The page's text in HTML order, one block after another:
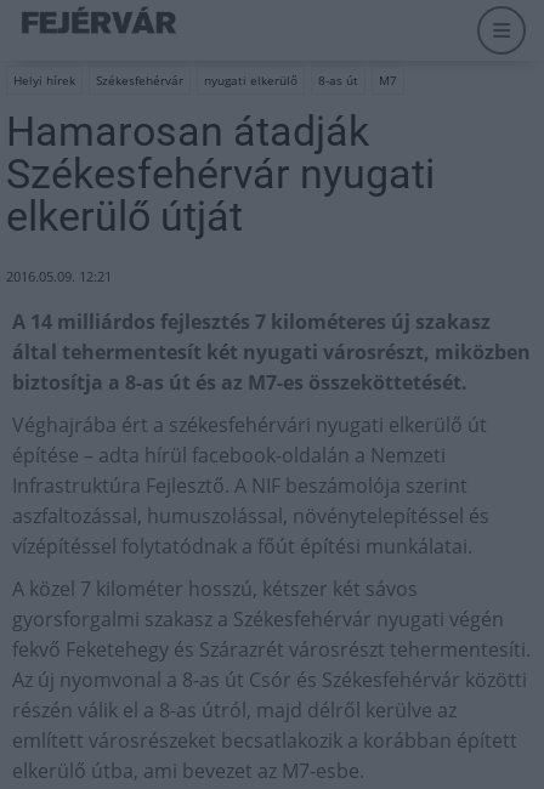
Helyi hírek Székesfehérvár nyugati elkerülő 8-as út M7
Hamarosan átadják
Székesfehérvár nyugati
elkerülő útját
2016.05.09. 12:21
A 14 milliárdos fejlesztés 7 kilométeres új szakasz
által tehermentesít két nyugati városrészt, miközben
biztosítja a 8-as út és az M7-es összeköttetését.
Véghajrába ért a székesfehérvári nyugati elkerülő út
építése – adta hírül facebook-oldalán a Nemzeti
Infrastruktúra Fejlesztő. A NIF beszámolója szerint
aszfaltozással, humuszolással, növénytelepítéssel és
vízépítéssel folytatódnak a főút építési munkálatai.
A közel 7 kilométer hosszú, kétszer két sávos
gyorsforgalmi szakasz a Székesfehérvár nyugati végén
fekvő Feketehegy és Szárazrét városrészt tehermentesíti.
Az új nyomvonal a 8-as út Csór és Székesfehérvár közötti
részén válik el a 8-as útról, majd délről kerülve az
említett városrészeket becsatlakozik a korábban épített
elkerülő útba, ami bevezet az M7-esbe.